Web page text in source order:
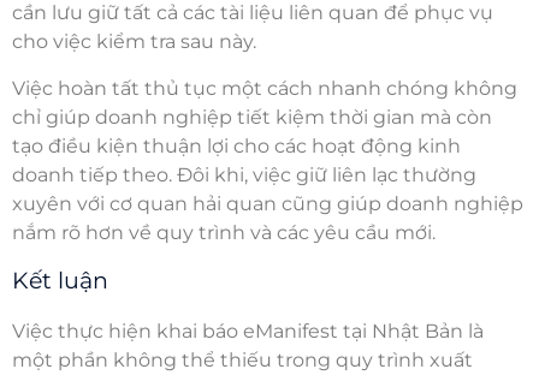
cần lưu giữ tất cả các tài liệu liên quan để phục vụ
cho việc kiểm tra sau này.
Việc hoàn tất thủ tục một cách nhanh chóng không
chỉ giúp doanh nghiệp tiết kiệm thời gian mà còn
tạo điều kiện thuận lợi cho các hoạt động kinh
doanh tiếp theo. Đôi khi, việc giữ liên lạc thường
xuyên với cơ quan hải quan cũng giúp doanh nghiệp
nắm rõ hơn về quy trình và các yêu cầu mới.
Kết luận
Việc thực hiện khai báo eManifest tại Nhật Bản là
một phần không thể thiếu trong quy trình xuất